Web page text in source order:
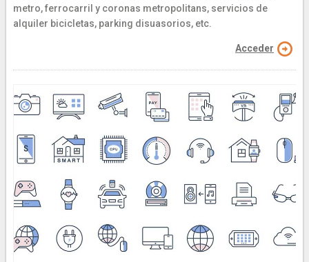
metro, ferrocarril y coronas metropolitans, servicios de
alquiler bicicletas, parking disuasorios, etc.
Acceder